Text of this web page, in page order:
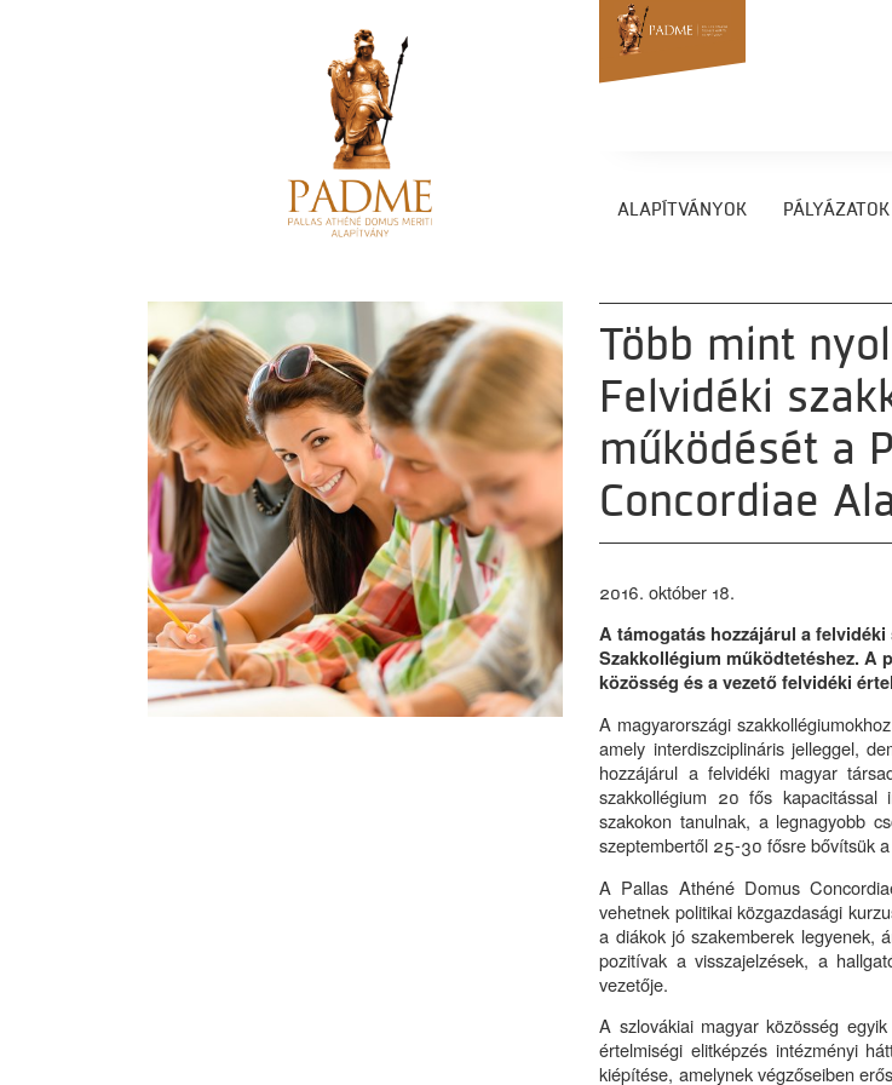
ALAPÍTVÁNYOK PÁLYÁZATOK
Több mint
Felvidéki
működését a
Concordiae
2016. október 18.
A támogatás hozzájárul a
Szakkollégium működtetéshez. A
közösség és a vezető felvidéki
A magyarországi
amely interdiszciplináris jelleggel,
hozzájárul a felvidéki magyar
szakkollégium 20 fős
szakokon tanulnak, a legnagyobb
szeptembertől 25-30 fősre bővítsük
A Pallas Athéné Domus
vehetnek politikai közgazdasági
a diákok jó szakemberek legyenek,
pozitívak a visszajelzések, a
vezetője.
A szlovákiai magyar közösség
értelmiségi elitképzés intézményi
kiépítése, amelynek végzőseiben